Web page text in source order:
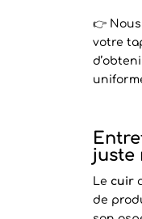
👉
votre
juste
Le cuir
de